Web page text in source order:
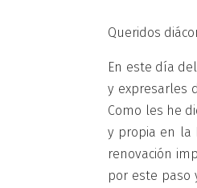
Queridos
En este día
y expresarles
Como les he
y propia en la
renovación
por este paso